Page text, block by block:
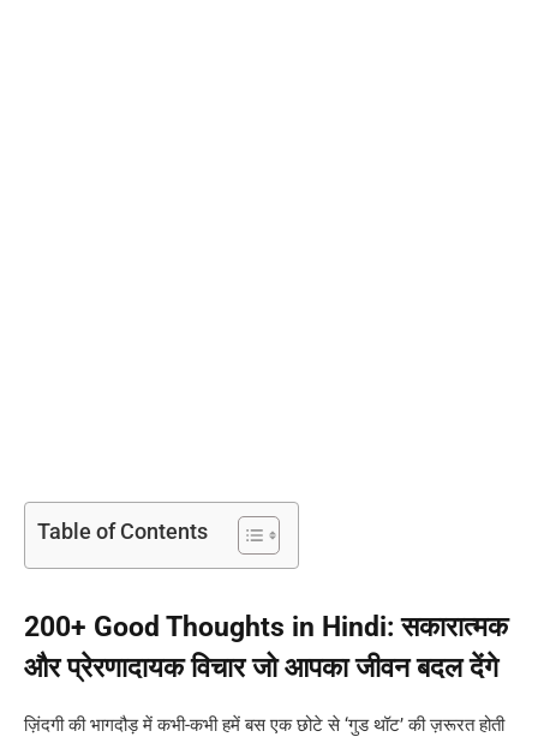
Table of Contents
200+ Good Thoughts in Hindi: सकारात्मक
और प्रेरणादायक विचार जो आपका जीवन बदल देंगे
ज़िंदगी की भागदौड़ में कभी-कभी हमें बस एक छोटे से ‘गुड थॉट’ की ज़रूरत होती